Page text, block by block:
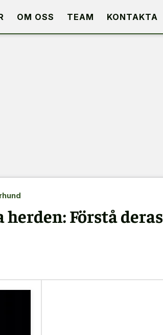
OM OSS TEAM KONTAKTA
herden: Förstå deras